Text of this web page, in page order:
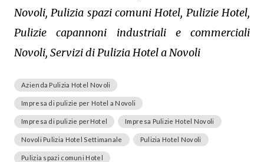
Novoli, Pulizia spazi comuni Hotel, Pulizie Hotel,
Pulizie capannoni industriali e commerciali
Novoli, Servizi di Pulizia Hotel a Novoli
Azienda Pulizia Hotel Novoli
Impresa di pulizie per Hotel a Novoli
Impresa di pulizie perHotel Impresa Pulizie Hotel Novoli
Novoli Pulizia Hotel Settimanale Pulizia Hotel Novoli
Pulizia spazi comuni Hotel